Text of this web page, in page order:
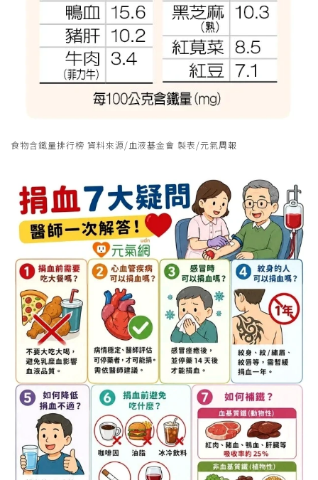
食物含鐵量排行榜 資料來源/血液基金會 製表/元氣周報